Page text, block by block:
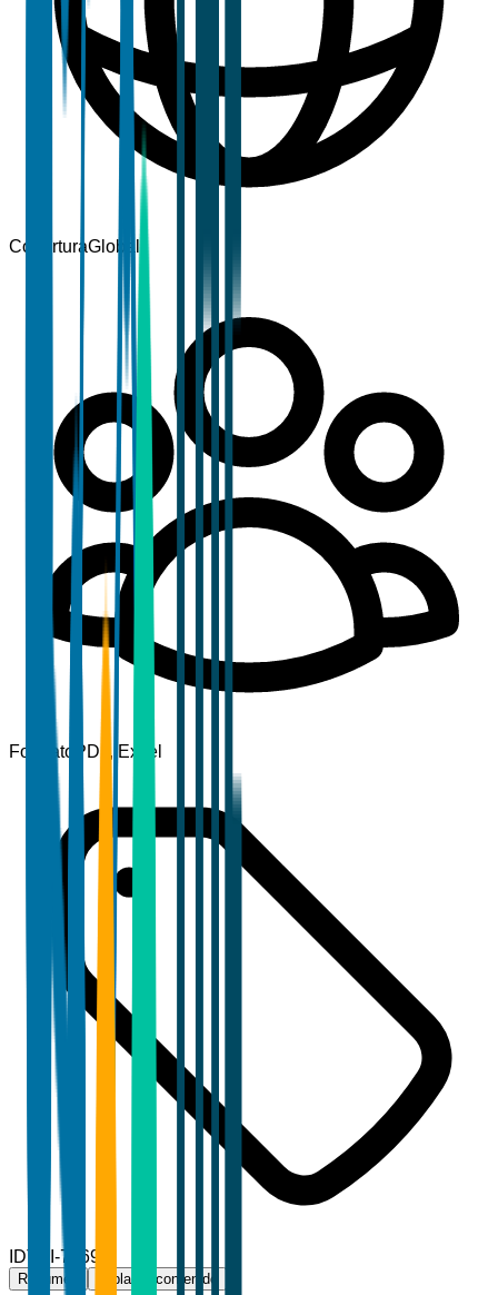
CoberturaGlobal
Formato PDF, Excel
IDTBI-78692
Resumen Tabla de contenido